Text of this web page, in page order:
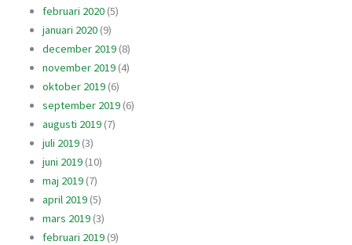
februari 2020(5)
januari 2020(9)
december 2019(8)
november 2019(4)
oktober 2019(6)
september 2019(6)
augusti 2019(7)
juli 2019(3)
juni 2019(10)
maj 2019(7)
april 2019(5)
mars 2019(3)
februari 2019(9)